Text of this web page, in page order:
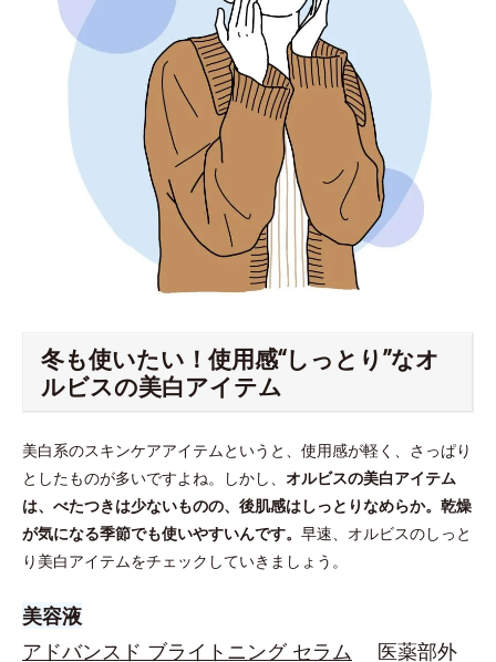
冬も使いたい！使用感“しっとり”なオ
ルビスの美白アイテム
美白系のスキンケアアイテムというと、使用感が軽く、さっぱり
としたものが多いですよね。しかし、 オルビスの美白アイテム
は、べたつきは少ないものの、後肌感はしっとりなめらか。乾燥
が気になる季節でも使いやすいんです。 早速、オルビスのしっと
り美白アイテムをチェックしていきましょう。
美容液
アドバンスド ブライトニング セラム 医薬部外